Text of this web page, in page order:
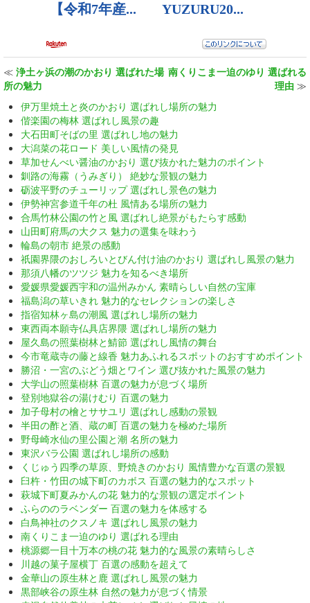
≪ 浄土ヶ浜の潮のかおり 選ばれた場
所の魅力
南くりこま一迫のゆり 選ばれる
理由 ≫
伊万里焼土と炎のかおり 選ばれし場所の魅力
偕楽園の梅林 選ばれし風景の趣
大石田町そばの里 選ばれし地の魅力
大潟菜の花ロード 美しい風情の発見
草加せんべい醤油のかおり 選び抜かれた魅力のポイント
釧路の海霧（うみぎり） 絶妙な景観の魅力
砺波平野のチューリップ 選ばれし景色の魅力
伊勢神宮参道千年の杜 風情ある場所の魅力
合馬竹林公園の竹と風 選ばれし絶景がもたらす感動
山田町府馬の大クス 魅力の選集を味わう
輪島の朝市 絶景の感動
祇園界隈のおしろいとびん付け油のかおり 選ばれし風景の魅力
那須八幡のツツジ 魅力を知るべき場所
愛媛県愛媛西宇和の温州みかん 素晴らしい自然の宝庫
福島潟の草いきれ 魅力的なセレクションの楽しさ
指宿知林ヶ島の潮風 選ばれし場所の魅力
東西両本願寺仏具店界隈 選ばれし場所の魅力
屋久島の照葉樹林と鯖節 選ばれし風情の舞台
今市竜蔵寺の藤と線香 魅力あふれるスポットのおすすめポイント
勝沼・一宮のぶどう畑とワイン 選び抜かれた風景の魅力
大学山の照葉樹林 百選の魅力が息づく場所
登別地獄谷の湯けむり 百選の魅力
加子母村の檜とササユリ 選ばれし感動の景観
半田の酢と酒、蔵の町 百選の魅力を極めた場所
野母崎水仙の里公園と潮 名所の魅力
東沢バラ公園 選ばれし場所の感動
くじゅう四季の草原、野焼きのかおり 風情豊かな百選の景観
臼杵・竹田の城下町のカボス 百選の魅力的なスポット
萩城下町夏みかんの花 魅力的な景観の選定ポイント
ふらののラベンダー 百選の魅力を体感する
白鳥神社のクスノキ 選ばれし風景の魅力
南くりこま一迫のゆり 選ばれる理由
桃源郷一目十万本の桃の花 魅力的な風景の素晴らしさ
川越の菓子屋横丁 百選の感動を超えて
金華山の原生林と鹿 選ばれし風景の魅力
黒部峡谷の原生林 自然の魅力が息づく情景